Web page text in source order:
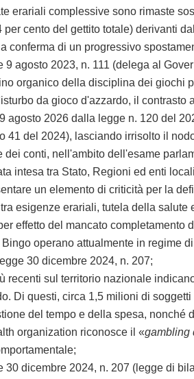
complessive sono rimaste
per cento del gettito totale) derivanti
conferma di un progressivo
2023, n. 111 (delega al
organico della disciplina dei giochi
da gioco d'azzardo, il
agosto 2026 dalla legge n. 120 del
41 del 2024), lasciando irrisolto il
nell'ambito dell'esame
intesa tra Stato, Regioni ed enti
un elemento di criticità per la
esigenze erariali, tutela della salute
del mancato completamento
operano attualmente in regime
30 dicembre 2024, n. 207;
sul territorio nazionale indicano
Di questi, circa 1,5 milioni di
del tempo e della spesa,
organization riconosce il «gambling
2024, n. 207 (legge di